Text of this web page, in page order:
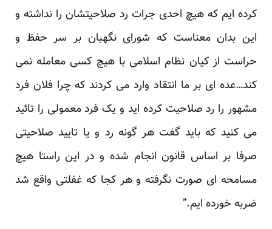
کرده ایم که هیچ احدی جرات رد صلاحیتشان را نداشته و
این بدان معناست که شورای نگهبان بر سر حفظ و
حراست از کیان نظام اسلامی با هیچ کسی معامله نمی
کند…عده ای بر ما انتقاد وارد می کردند که چرا فلان فرد
مشهور را رد صلاحیت کرده اید و یک فرد معمولی را تائید
می کنید که باید گفت هر گونه رد و یا تایید صلاحیتی
صرفا بر اساس قانون انجام شده و در این راستا هیچ
مسامحه ای صورت نگرفته و هر کجا که غفلتی واقع شد
ضربه خورده ایم.”